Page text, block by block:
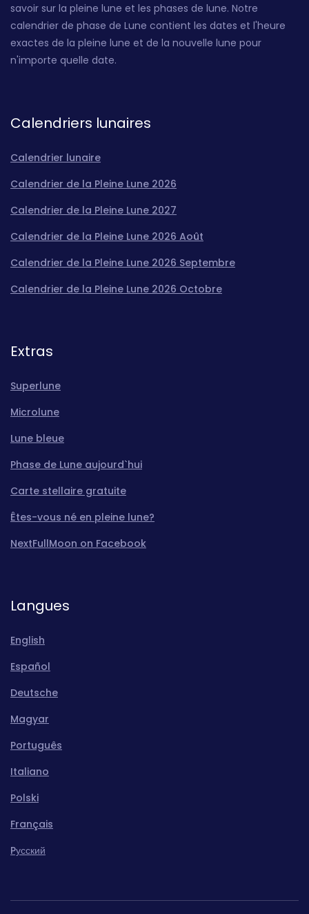
savoir sur la pleine lune et les phases de lune. Notre
calendrier de phase de Lune contient les dates et l'heure
exactes de la pleine lune et de la nouvelle lune pour
n'importe quelle date.
Calendriers lunaires
Calendrier lunaire
Calendrier de la Pleine Lune 2026
Calendrier de la Pleine Lune 2027
Calendrier de la Pleine Lune 2026 Août
Calendrier de la Pleine Lune 2026 Septembre
Calendrier de la Pleine Lune 2026 Octobre
Extras
Superlune
Microlune
Lune bleue
Phase de Lune aujourd`hui
Carte stellaire gratuite
Êtes-vous né en pleine lune?
NextFullMoon on Facebook
Langues
English
Español
Deutsche
Magyar
Português
Italiano
Polski
Français
Pусский